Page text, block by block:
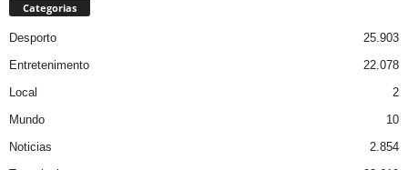
Categorias
Desporto
25.903
Entretenimento
22.078
Local
2
Mundo
10
Noticias
2.854